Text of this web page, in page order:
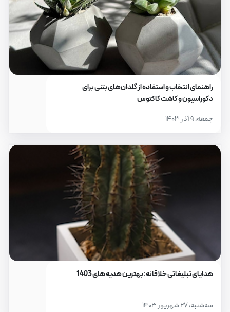
راهنمای انتخاب و استفاده از گلدان‌های بتنی برای
دکوراسیون و کاشت کاکتوس
جمعه، ۹ آذر ۱۴۰۳
هدایای تبلیغاتی خلاقانه: بهترین هدیه های 1403
سه‌شنبه، ۲۷ شهریور ۱۴۰۳